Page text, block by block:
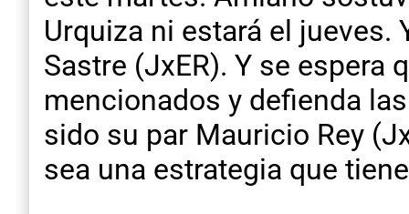
Urquiza ni estará el jueves.
Sastre (JxER). Y se espera
mencionados y defienda
sido su par Mauricio Rey
sea una estrategia que